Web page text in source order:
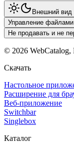
Внешний вид
Управление
Не продавать и не
© 2026 WebCatalog,
Скачать
Настольное
Расширение для
Веб-приложение
Switchbar
Singlebox
Каталог